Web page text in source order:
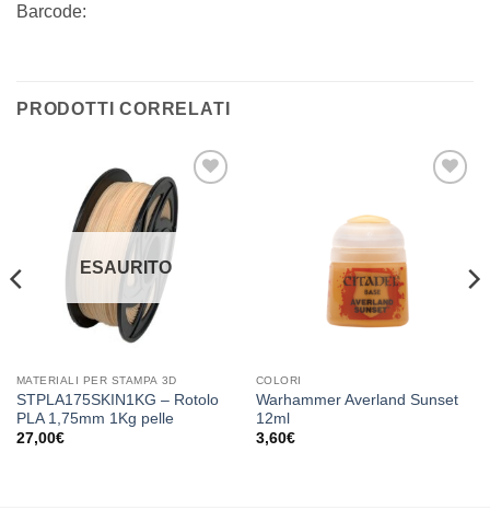
Barcode:
PRODOTTI CORRELATI
Aggiungi
alla lista
desideri
ESAURITO
MATERIALI PER STAMPA 3D
STPLA175SKIN1KG – Rotolo
PLA 1,75mm 1Kg pelle
27,00€
COLORI
Warhammer Averland Sunset
12ml
3,60€